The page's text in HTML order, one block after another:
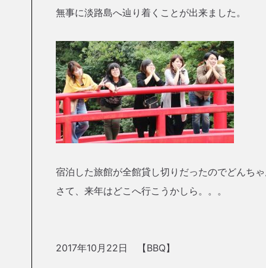
無事に淡路島へ辿り着くことが出来ました。
宿泊した旅館が全館貸し切りだったのでどんち
さて、来年はどこへ行こうかしら。。。
2017年10月22日 【BBQ】